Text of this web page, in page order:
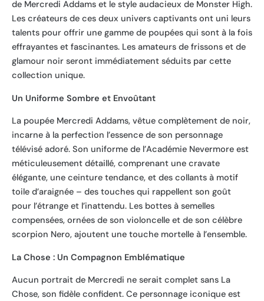
de Mercredi Addams et le style audacieux de Monster High.
Les créateurs de ces deux univers captivants ont uni leurs
talents pour offrir une gamme de poupées qui sont à la fois
effrayantes et fascinantes. Les amateurs de frissons et de
glamour noir seront immédiatement séduits par cette
collection unique.
Un Uniforme Sombre et Envoûtant
La poupée Mercredi Addams, vêtue complètement de noir,
incarne à la perfection l’essence de son personnage
télévisé adoré. Son uniforme de l’Académie Nevermore est
méticuleusement détaillé, comprenant une cravate
élégante, une ceinture tendance, et des collants à motif
toile d’araignée – des touches qui rappellent son goût
pour l’étrange et l’inattendu. Les bottes à semelles
compensées, ornées de son violoncelle et de son célèbre
scorpion Nero, ajoutent une touche mortelle à l’ensemble.
La Chose : Un Compagnon Emblématique
Aucun portrait de Mercredi ne serait complet sans La
Chose, son fidèle confident. Ce personnage iconique est